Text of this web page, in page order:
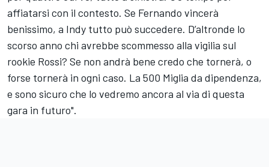
affiatarsi con il contesto. Se Fernando vincerà
benissimo, a Indy tutto può succedere. D’altronde lo
scorso anno chi avrebbe scommesso alla vigilia sul
rookie Rossi? Se non andrà bene credo che tornerà, o
forse tornerà in ogni caso. La 500 Miglia da dipendenza,
e sono sicuro che lo vedremo ancora al via di questa
gara in futuro".